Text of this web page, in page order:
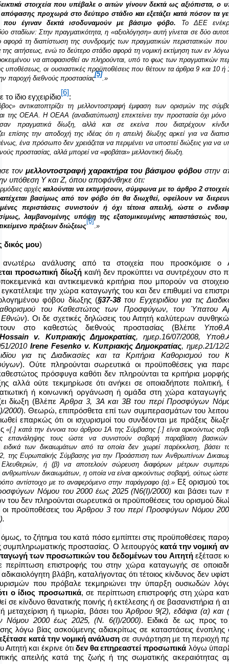
στοιχεία που υπέβαλε ο αιτών γίνουν δεκτά ως αξιόπιστα, ο
προχωρά στο δεύτερο στάδιο και εξετάζει κατά πόσον τα
που έγιναν δεκτά ισοδυναμούν με βάσιμο φόβο. Το ΔΕΕ
σταδίων: Στην πραγματικότητα, η «αξιολόγηση» αυτή γίνεται σε δύο
αφορά τη διαπίστωση της συνδρομής των πραγματικών περιστατικών που
της αιτή­σεως, ενώ το δεύτερο στάδιο αφορά τη νομική εκτίμηση των εν
να αποφασισθεί αν πληρούνται, υπό το φως των πραγματικών
υποθέσεως, οι ουσιαστικές προϋποθέσεις που θέτουν τα άρθρα 9 και 10 ή
παροχή διεθνούς προστασίας
[5]
.»
ίδιο εγχειρίδιο
[6]
:
αντικατοπτρίζει τη μελλοντοστραφή έμφαση των ορισμών της
της ΟΕΑΑ. Η ΟΕΑΑ (αναδιατύπωση) επεκτείνει την προστασία όχι
πραγματικά δίωξη, αλλά και σε εκείνα που διατρέχουν
επίσης την αποδοχή της ιδέας ότι η απειλή δίωξης αρκεί για να
ένα πρόσωπο δεν χρειάζεται να περιμένει να υποστεί διώξεις για να
προστασίας, αλλά μπορεί να «φοβάται» μελλοντική δίωξη.
τον μελλοντοστραφή χαρακτήρα του βάσιμου φόβου στην
υπόθεση Y και Z, όπου αποφάνθηκε ότι:
αρχέςκαλούνται να εκτιμήσουν, σύμφωνα με το άρθρο 2
βασίμως από τον φόβο ότι θα διωχθεί, οφείλουν να
περιστάσεις συνιστούν ή όχι τέτοια απειλή, ώστε ο
λαμβανομένης υπόψη της εξατομικευμένης καταστάσεώς του,
πράξεων διώξεως
[8]
.»
δικός μου)
ανωτέρω ανάλυσης από τα στοιχεία που προσκόμισε ο
προσωπική δίωξήκαι/ή δεν προκύπτει να συντρέχουν στο
και αντικειμενικά κριτήρια που μπορούν να
εγκατέλειψε την χώρα καταγωγής του και δεν επιθυμεί να
φόβου δίωξης (§37-38του Εγχειριδίου για τις
του Καθεστώτος των Προσφύγων, του Ύπατου
). Οι δε σχετικές δηλώσεις του Αιτητή καλύτερων
στο καθεστώς διεθνούς προστασίας (Βλέπε
v. Κυπριακής Δημοκρατίας, ημερ.16/07/2008,
2010 Irene Fesenko v. Κυπριακής Δημοκρατίας, ημερ.21/12/
για τις Διαδικασίες και τα Κριτήρια Καθορισμού του
). Ούτε πληρούνται σωρευτικά οι προϋποθέσεις για
πρόσφυγα καθότι δεν πληρούνται τα κριτήρια
αλλά ούτε τεκμηρίωσε ότι ανήκει σε οποιαδήποτε πολιτική,
ή κοινωνική οργάνωση ή ομάδα στη χώρα
δίωξη (Βλέπε Άρθρα 3, 3Α και 3Β του περί Προσφύγων
2000). Θεωρώ, επιπρόσθετα επί των συμπερασμάτων του
επαρκώς ότι οι ισχυρισμοί του συνδέονται με πράξεις
«[.] κατά την έννοια του άρθρου 1Α της Σύμβασης [.] είναι αρκούντως
επανάληψης τους ώστε να συνιστούν σοβαρή παραβίαση
ειδικά των δικαιωμάτων από τα οποία δεν χωρεί παρέκκλιση, βάσει
της Ευρωπαϊκής Σύμβασης για την Προάσπιση των Ανθρωπίνων
ή
(β) να αποτελούν σώρευση διαφόρων μέτρων
δικαιωμάτων, η οποία να είναι αρκούντως σοβαρή, ούτως ώστε
αντίστοιχο με το αναφερόμενο στην παράγραφο (α).»Εξ ορισμού
Νόμου του 2000 έως 2025 (Ν6(Ι)/2000) και βάσει των
του δεν πληρούνται σωρευτικά οι προϋποθέσεις του ορισμού
οι προϋποθέσεις τουΆρθρου 3 του περί Προσφύγων Νόμου
το ζήτημα του κατά πόσο εμπίπτει στις προϋποθέσεις
συμπληρωματικής προστασίας. Ο λειτουργός κατά την νομική
των προσωπικών του δεδομένων του Αιτητήεξέτασε
περίπτωση επιστροφής του στην χώρα καταγωγής σε
βλάβη, καταλήγοντας ότι τέτοιος κίνδυνος δεν
που πρόβαλε τεκμηριώνει την ύπαρξη ουσιωδών
ο ίδιος προσωπικά, σε περίπτωση επιστροφής στη χώρα
σε κίνδυνο θανατικής ποινής ή εκτέλεσης ή σε βασανιστήρια ή
μεταχείριση ή τιμωρία, βάσει τουΆρθρου 9(2), εδάφια (α) και
Νόμου 2000 έως 2025, (Ν. 6(Ι)/2000). Ειδικά δε ως προς το
λόγω βίας ασκούμενης αδιακρίτως σε καταστάσεις
κατά την νομική ανάλυση σε συνάρτηση με τη περιοχή
Αιτητή και έκρινε ότι δεν θα επηρεαστεί προσωπικά λόγω
απειλής κατά της ζωής ή της σωματικής ακεραιότητας